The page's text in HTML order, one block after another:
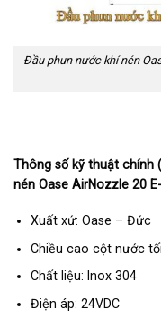
Đầu phun nước khí nén
Thông số kỹ thuật chính
nén Oase AirNozzle 20
Xuất xứ: Oase – Đức
Chiều cao cột nước
Chất liệu: Inox 304
Điện áp: 24VDC